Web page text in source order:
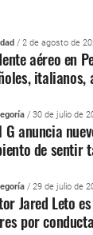
/ 2 de agosto de
aéreo en
italianos,
/ 30 de julio de
G anuncia
de sentir
/ 29 de julio de
Jared Leto
por